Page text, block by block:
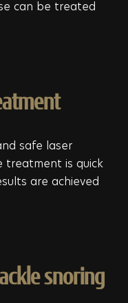
can be treated
safe laser
treatment is quick
are achieved
snoring